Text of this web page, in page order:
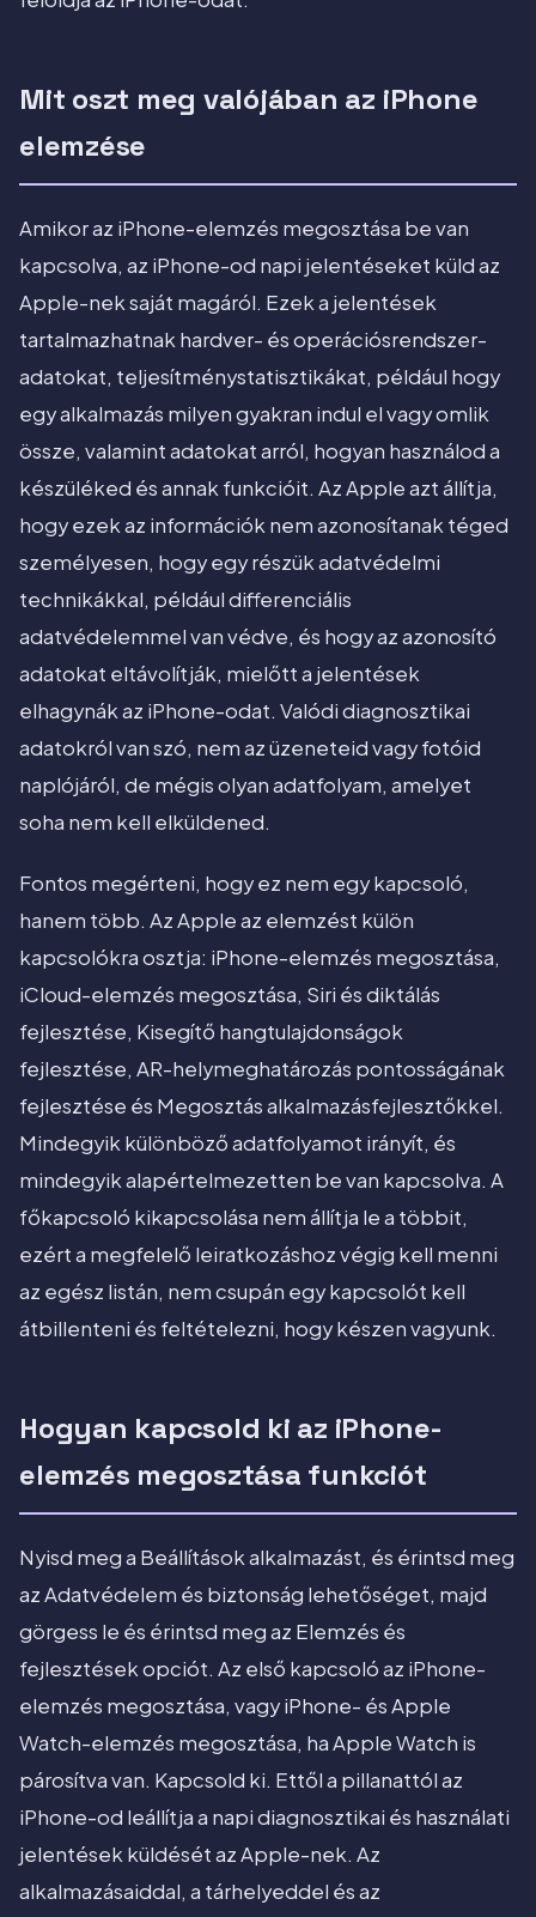
Mit oszt meg valójában az iPhone
elemzése
Amikor az iPhone-elemzés megosztása be van
kapcsolva, az iPhone-od napi jelentéseket küld az
Apple-nek saját magáról. Ezek a jelentések
tartalmazhatnak hardver- és operációsrendszer-
adatokat, teljesítménystatisztikákat, például hogy
egy alkalmazás milyen gyakran indul el vagy omlik
össze, valamint adatokat arról, hogyan használod a
készüléked és annak funkcióit. Az Apple azt állítja,
hogy ezek az információk nem azonosítanak téged
személyesen, hogy egy részük adatvédelmi
technikákkal, például differenciális
adatvédelemmel van védve, és hogy az azonosító
adatokat eltávolítják, mielőtt a jelentések
elhagynák az iPhone-odat. Valódi diagnosztikai
adatokról van szó, nem az üzeneteid vagy fotóid
naplójáról, de mégis olyan adatfolyam, amelyet
soha nem kell elküldened.
Fontos megérteni, hogy ez nem egy kapcsoló,
hanem több. Az Apple az elemzést külön
kapcsolókra osztja: iPhone-elemzés megosztása,
iCloud-elemzés megosztása, Siri és diktálás
fejlesztése, Kisegítő hangtulajdonságok
fejlesztése, AR-helymeghatározás pontosságának
fejlesztése és Megosztás alkalmazásfejlesztőkkel.
Mindegyik különböző adatfolyamot irányít, és
mindegyik alapértelmezetten be van kapcsolva. A
főkapcsoló kikapcsolása nem állítja le a többit,
ezért a megfelelő leiratkozáshoz végig kell menni
az egész listán, nem csupán egy kapcsolót kell
átbillenteni és feltételezni, hogy készen vagyunk.
Hogyan kapcsold ki az iPhone-
elemzés megosztása funkciót
Nyisd meg a Beállítások alkalmazást, és érintsd meg
az Adatvédelem és biztonság lehetőséget, majd
görgess le és érintsd meg az Elemzés és
fejlesztések opciót. Az első kapcsoló az iPhone-
elemzés megosztása, vagy iPhone- és Apple
Watch-elemzés megosztása, ha Apple Watch is
párosítva van. Kapcsold ki. Ettől a pillanattól az
iPhone-od leállítja a napi diagnosztikai és használati
jelentések küldését az Apple-nek. Az
alkalmazásaiddal, a tárhelyeddel és az